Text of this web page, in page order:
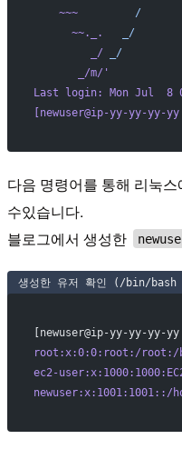
    ~~~
         /
      ~~._.
   _/
         _/
_/
       _/m/
'
Last login: Mon Jul  8
[newuser@ip-yy-yy-yy-
다음 명령어를 통해 리눅
수있습니다.
블로그에서 생성한
생성한 유저 확인 (/bin/bash
[newuser@ip-yy-yy-yy-yy
root:x:0:0:root:/root:/
ec2-
newuser:x:1001:1001::/